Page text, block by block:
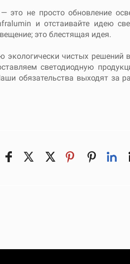
это не просто обновление
и отстаивайте идею
это блестящая идея.
чистых решений
светодиодную
обязательства выходят